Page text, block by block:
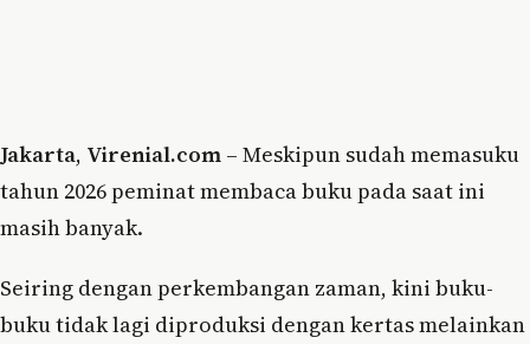
Jakarta, Virenial.com – Meskipun sudah memasuku
tahun 2026 peminat membaca buku pada saat ini
masih banyak.
Seiring dengan perkembangan zaman, kini buku-
buku tidak lagi diproduksi dengan kertas melainkan